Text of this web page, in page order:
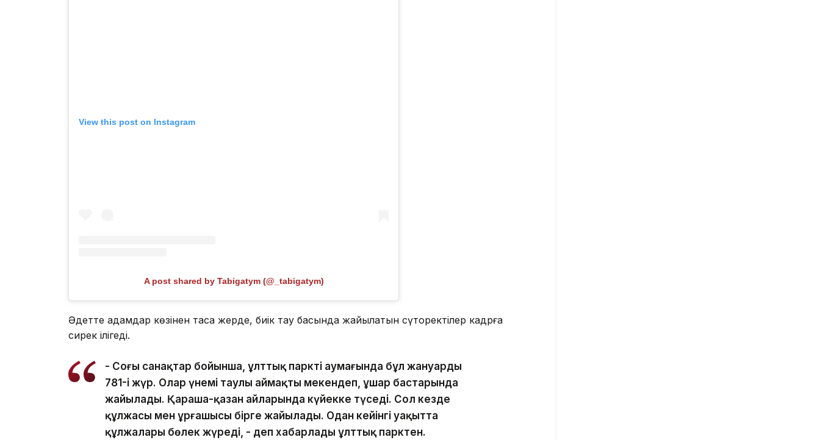
View this post on Instagram
A post shared by Tabigatym (@_tabigatym)
Әдетте адамдар көзінен таса жерде, биік тау басында жайылатын сүтқоректілер кадрға
сирек ілігеді.
- Соңғы санақтар бойынша, ұлттық парктің аумағында бұл жануардың
781-і жүр. Олар үнемі таулы аймақты мекендеп, ұшар бастарында
жайылады. Қараша-қазан айларында күйекке түседі. Сол кезде
құлжасы мен ұрғашысы бірге жайылады. Одан кейінгі уақытта
құлжалары бөлек жүреді, - деп хабарлады ұлттық парктен.